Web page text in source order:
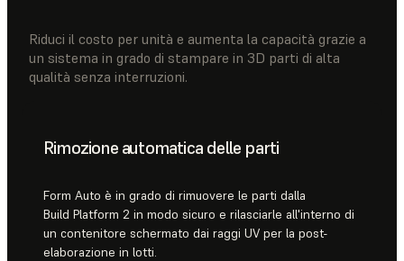
Riduci il costo per unità e aumenta la capacità grazie a
un sistema in grado di stampare in 3D parti di alta
qualità senza interruzioni.
Rimozione automatica delle parti
Form Auto è in grado di rimuovere le parti dalla
Build Platform 2 in modo sicuro e rilasciarle all'interno di
un contenitore schermato dai raggi UV per la post-
elaborazione in lotti.